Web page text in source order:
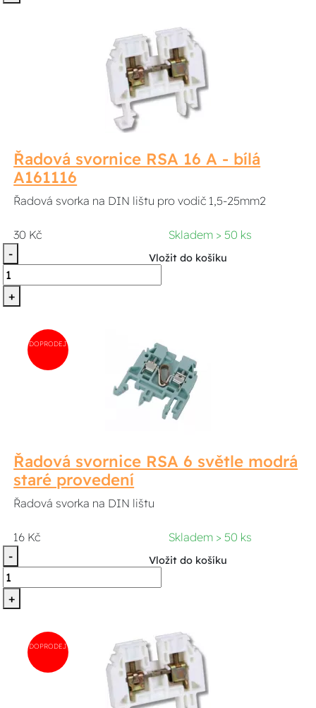
Řadová svornice RSA 16 A - bílá
A161116
Řadová svorka na DIN lištu pro vodič 1,5-25mm2
30 Kč
Skladem > 50 ks
-
+
Vložit do košíku
DOPRODEJ
Řadová svornice RSA 6 světle modrá
staré provedení
Řadová svorka na DIN lištu
16 Kč
Skladem > 50 ks
-
+
Vložit do košíku
DOPRODEJ